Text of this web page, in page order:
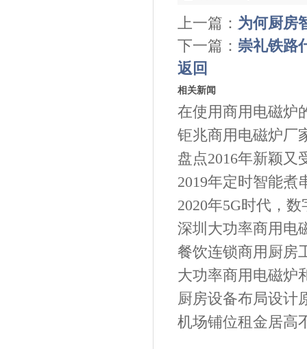
上一篇： 为何厨房
下一篇： 崇礼铁路
返回
相关新闻
在使用商用电磁炉
钜兆商用电磁炉厂
盘点2016年新颖又
2019年定时智能煮
2020年5G时代，
深圳大功率商用电
餐饮连锁商用厨房
大功率商用电磁炉
厨房设备布局设计
机场铺位租金居高